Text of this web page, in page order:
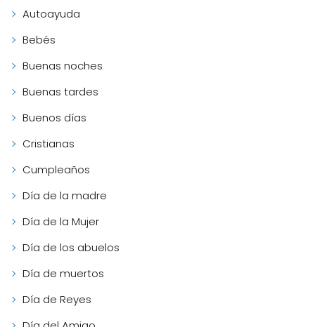
Autoayuda
Bebés
Buenas noches
Buenas tardes
Buenos días
Cristianas
Cumpleaños
Día de la madre
Día de la Mujer
Día de los abuelos
Día de muertos
Día de Reyes